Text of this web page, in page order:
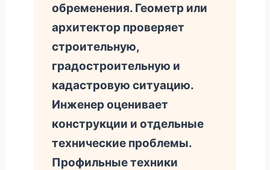
обременения. Геометр или
архитектор проверяет
строительную,
градостроительную и
кадастровую ситуацию.
Инженер оценивает
конструкции и отдельные
технические проблемы.
Профильные техники